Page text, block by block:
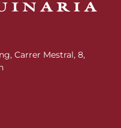
Carrer Mestral, 8,